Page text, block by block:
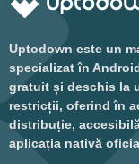
Uptodown este un
specializat în
gratuit și deschis la
restricții, oferind în
distribuție,
aplicația nativă